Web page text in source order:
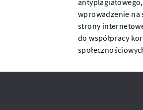
wprowadzenie
strony
do współpracy